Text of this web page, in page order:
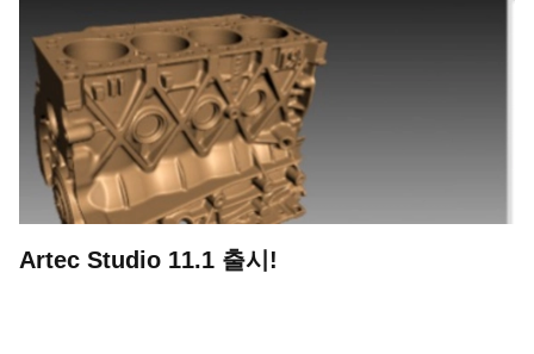
Artec Studio 11.1 출시!